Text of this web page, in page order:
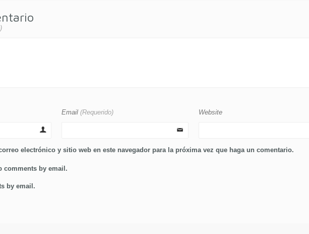
Email (Requerido) Website
electrónico y sitio web en este navegador para la próxima vez que haga un comentario.
comments by email.
by email.